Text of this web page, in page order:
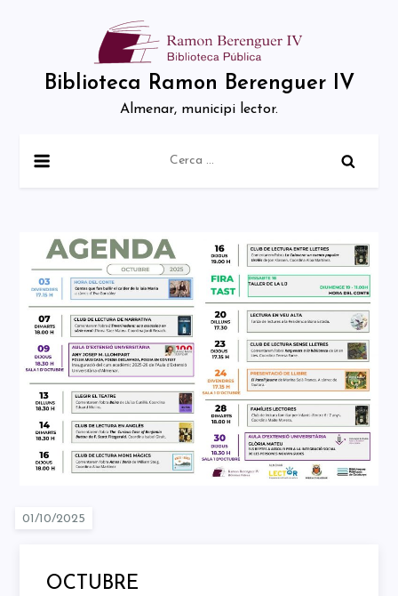
Biblioteca Ramon Berenguer IV
Almenar, municipi lector.
OCTUBRE